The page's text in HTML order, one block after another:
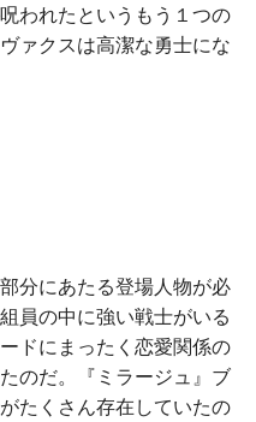
われたというもう１つの
ァクスは高潔な勇士にな
分にあたる登場人物が必
員の中に強い戦士がいる
ドにまったく恋愛関係の
のだ。『ミラージュ』ブ
たくさん存在していたの